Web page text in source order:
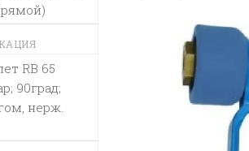
RB 65
90град;
нерж.